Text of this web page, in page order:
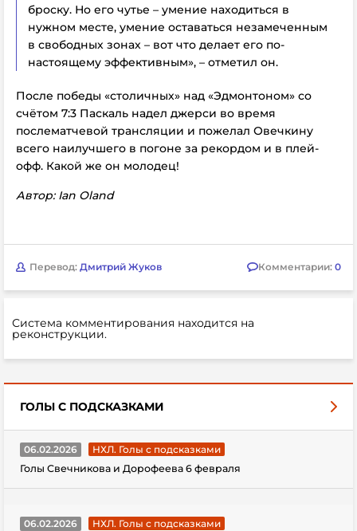
броску. Но его чутье – умение находиться в
нужном месте, умение оставаться незамеченным
в свободных зонах – вот что делает его по-
настоящему эффективным», – отметил он.
После победы «столичных» над «Эдмонтоном» со
счётом 7:3 Паскаль надел джерси во время
послематчевой трансляции и пожелал Овечкину
всего наилучшего в погоне за рекордом и в плей-
офф. Какой же он молодец!
Автор: Ian Oland
Перевод: Дмитрий Жуков Комментарии: 0
Система комментирования находится на
реконструкции.
ГОЛЫ С ПОДСКАЗКАМИ
06.02.2026
НХЛ. Голы с подсказками
Голы Свечникова и Дорофеева 6 февраля
06.02.2026
НХЛ. Голы с подсказками